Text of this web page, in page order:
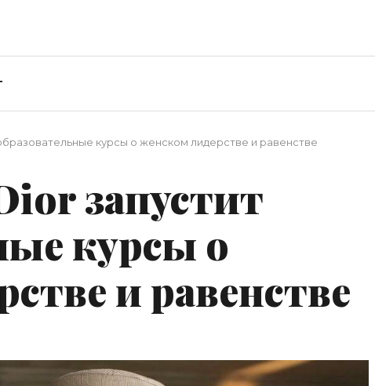
курсы о женском лидерстве и равенстве
запустит
курсы о
и равенстве